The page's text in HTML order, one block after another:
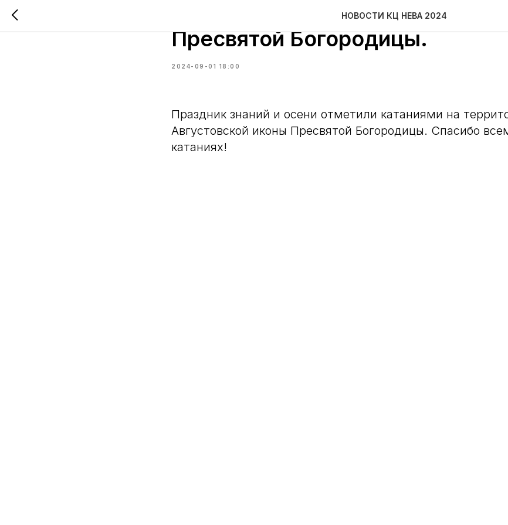
НОВОСТИ КЦ НЕВА 2024
Катания у Храма Августовской
Пресвятой Богородицы.
2024-09-01 18:00
Праздник знаний и осени отметили катаниями на
Августовской иконы Пресвятой Богородицы. Спасибо
катаниях!